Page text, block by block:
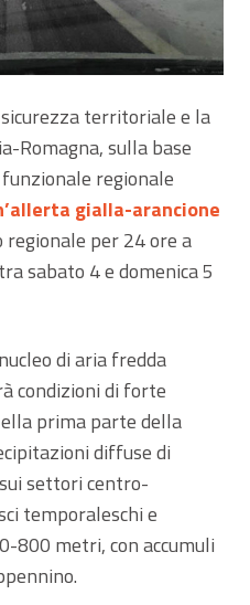
territoriale e la
Romagna, sulla base
regionale
gialla-arancione
per 24 ore a
sabato 4 e domenica 5
di aria fredda
condizioni di forte
prima parte della
diffuse di
settori centro-
temporaleschi e
800 metri, con accumuli